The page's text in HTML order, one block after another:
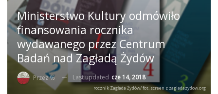
Ministerstwo Kultury odmówiło
finansowania rocznika
wydawanego przez Centrum
Badań nad Zagładą Żydów
Przez % Last updated cze 14, 2018
rocznik Zagłada Żydów/ fot. screen z zagladazydow.org